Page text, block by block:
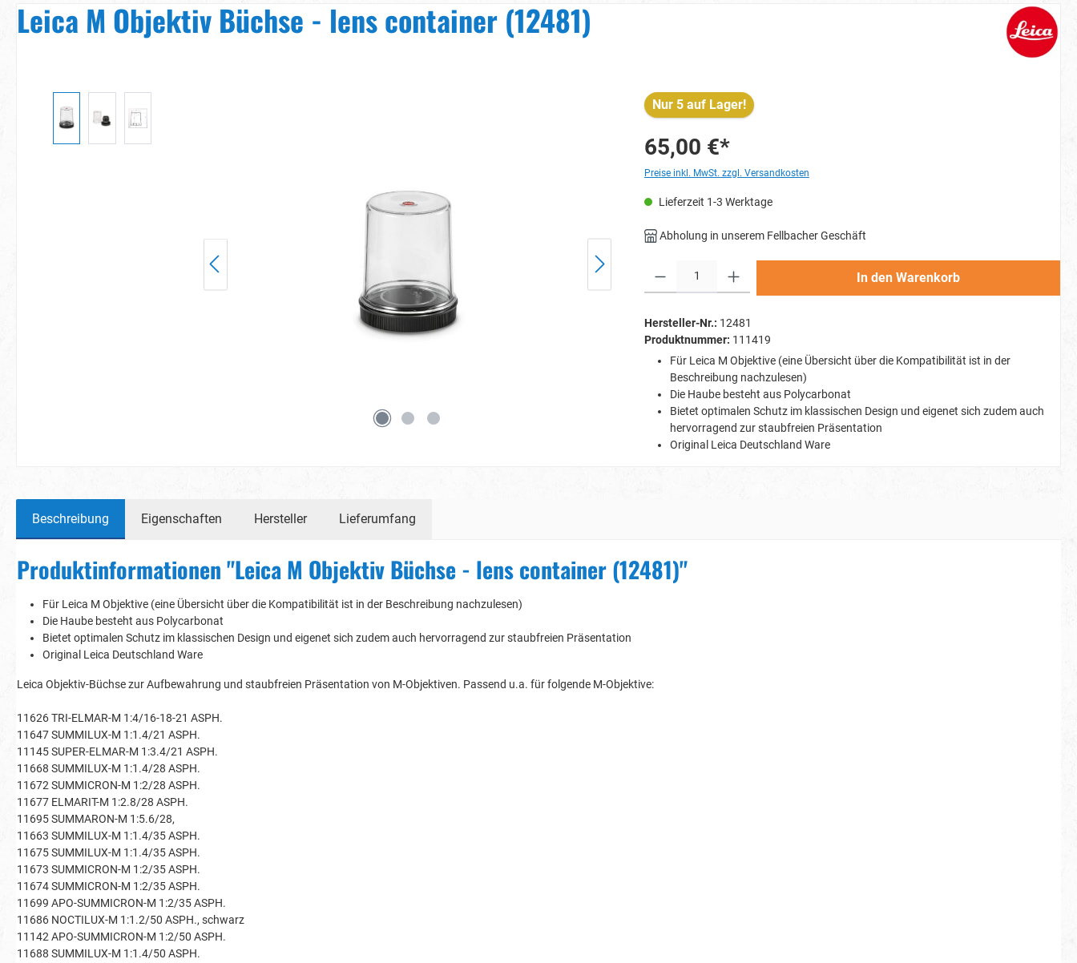
Leica M Objektiv Büchse - lens container (12481)
Nur 5 auf Lager!
65,00 €*
Preise inkl. MwSt. zzgl. Versandkosten
Lieferzeit 1-3 Werktage
Abholung in unserem Fellbacher Geschäft
In den Warenkorb
Hersteller-Nr.: 12481
Produktnummer: 111419
Für Leica M Objektive (eine Übersicht über die Kompatibilität ist in der
Beschreibung nachzulesen)
Die Haube besteht aus Polycarbonat
Bietet optimalen Schutz im klassischen Design und eigenet sich zudem auch
hervorragend zur staubfreien Präsentation
Original Leica Deutschland Ware
Beschreibung Eigenschaften Hersteller Lieferumfang
Produktinformationen "Leica M Objektiv Büchse - lens container (12481)"
Für Leica M Objektive (eine Übersicht über die Kompatibilität ist in der Beschreibung nachzulesen)
Die Haube besteht aus Polycarbonat
Bietet optimalen Schutz im klassischen Design und eigenet sich zudem auch hervorragend zur staubfreien Präsentation
Original Leica Deutschland Ware
Leica Objektiv-Büchse zur Aufbewahrung und staubfreien Präsentation von M-Objektiven. Passend u.a. für folgende M-Objektive:
11626 TRI-ELMAR-M 1:4/16-18-21 ASPH.
11647 SUMMILUX-M 1:1.4/21 ASPH.
11145 SUPER-ELMAR-M 1:3.4/21 ASPH.
11668 SUMMILUX-M 1:1.4/28 ASPH.
11672 SUMMICRON-M 1:2/28 ASPH.
11677 ELMARIT-M 1:2.8/28 ASPH.
11695 SUMMARON-M 1:5.6/28,
11663 SUMMILUX-M 1:1.4/35 ASPH.
11675 SUMMILUX-M 1:1.4/35 ASPH.
11673 SUMMICRON-M 1:2/35 ASPH.
11674 SUMMICRON-M 1:2/35 ASPH.
11699 APO-SUMMICRON-M 1:2/35 ASPH.
11686 NOCTILUX-M 1:1.2/50 ASPH., schwarz
11142 APO-SUMMICRON-M 1:2/50 ASPH.
11688 SUMMILUX-M 1:1.4/50 ASPH.